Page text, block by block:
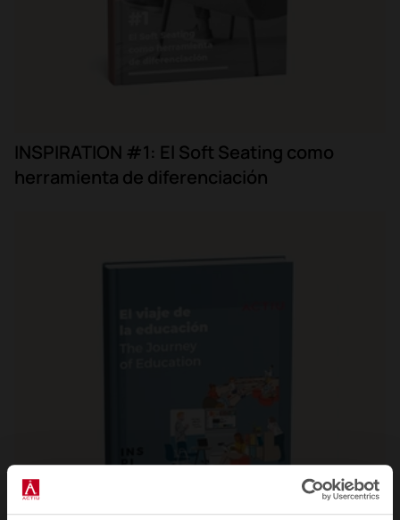
INSPIRATION #1: El Soft Seating como
herramienta de diferenciación